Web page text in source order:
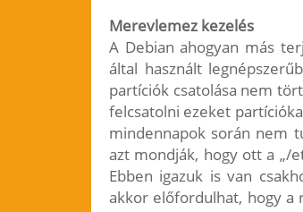
Merevlemez kezelés
A Debian ahogyan más
által használt
partíciók csatolása nem
felcsatolni ezeket
mindennapok során nem
azt mondják, hogy ott a „/
Ebben igazuk is van
akkor előfordulhat, hogy a